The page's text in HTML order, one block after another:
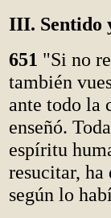
III. Sentido
651 "Si no
también
ante todo la
enseñó.
espíritu
resucitar,
según lo